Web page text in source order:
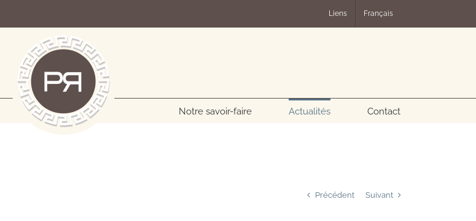
Liens Français
Notre savoir-faire Actualités Contact
Précédent Suivant